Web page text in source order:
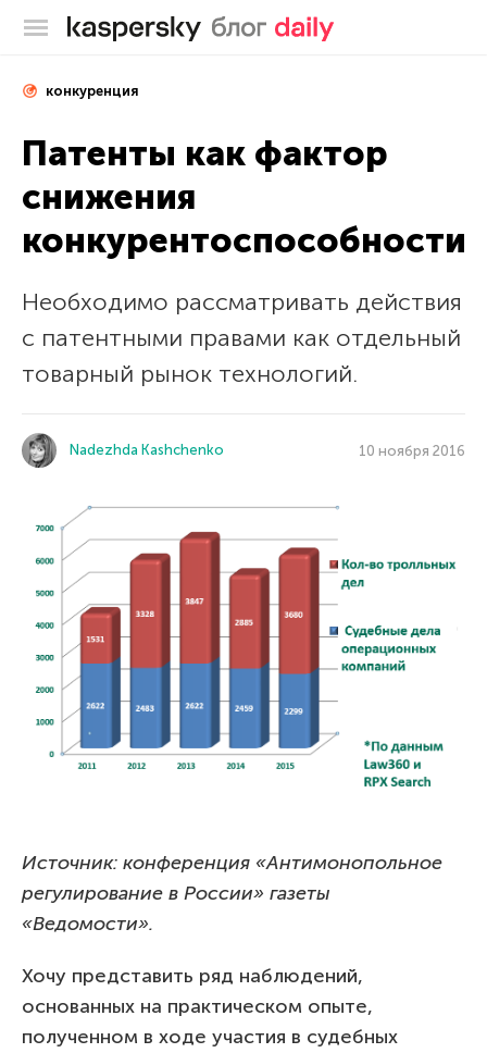
Блог Касперского
конкуренция
Патенты как фактор
снижения
конкурентоспособности
Необходимо рассматривать действия
с патентными правами как отдельный
товарный рынок технологий.
Nadezhda Kashchenko 10 ноября 2016
Источник: конференция «Антимонопольное
регулирование в России» газеты
«Ведомости».
Хочу представить ряд наблюдений,
основанных на практическом опыте,
полученном в ходе участия в судебных